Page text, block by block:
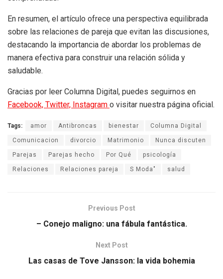
En resumen, el artículo ofrece una perspectiva equilibrada
sobre las relaciones de pareja que evitan las discusiones,
destacando la importancia de abordar los problemas de
manera efectiva para construir una relación sólida y
saludable.
Gracias por leer Columna Digital, puedes seguirnos en
Facebook, Twitter, Instagram o visitar nuestra página oficial.
Tags: amor Antibroncas bienestar Columna Digital
Comunicacion divorcio Matrimonio Nunca discuten
Parejas Parejas hecho Por Qué psicología
Relaciones Relaciones pareja S Moda" salud
Previous Post
– Conejo maligno: una fábula fantástica.
Next Post
Las casas de Tove Jansson: la vida bohemia